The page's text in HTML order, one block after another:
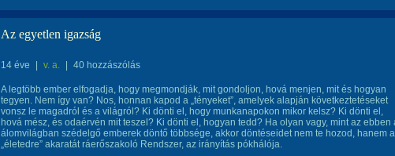
Az egyetlen igazság
14 éve v. a. 40 hozzászólás
A legtöbb ember elfogadja, hogy megmondják, mit gondoljon, hová menjen, mit és hogyan
tegyen. Nem így van? Nos, honnan kapod a „tényeket”, amelyek alapján következtetéseket
vonsz le magadról és a világról? Ki dönti el, hogy munkanapokon mikor kelsz? Ki dönti el,
hová mész, és odaérvén mit teszel? Ki dönti el, hogyan tedd? Ha olyan vagy, mint az ebben
álomvilágban szédelgő emberek döntő többsége, akkor döntéseidet nem te hozod, hanem
„életedre” akaratát ráerőszakoló Rendszer, az irányítás pókhálója.